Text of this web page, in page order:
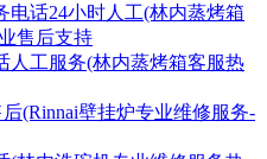
电话24小时人工(林内蒸烤箱
售后支持
人工服务(林内蒸烤箱客服热
(Rinnai壁挂炉专业维修服务-